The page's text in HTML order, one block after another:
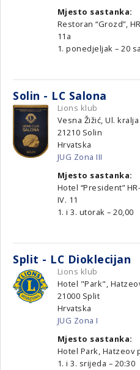
Mjesto sastanka:
Restoran “Grozd”,
11a
1. ponedjeljak – 20
Solin - LC Salona
Lions klub
Vesna Žižić, Ul.
21210 Solin
Hrvatska
JUG Zona III
Mjesto sastanka:
Hotel “President”
IV. 11
1. i 3. utorak – 20,00
Split - LC Dioklecijan
Lions klub
Hotel "Park",
21000 Split
Hrvatska
JUG Zona I
Mjesto sastanka:
Hotel Park, Hatzeov
1. i 3. srijeda – 20:30